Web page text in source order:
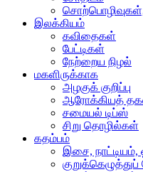
இலக்கியம்
கவிதைகள்
பேட்டிகள்
நேற்றைய நிழல்
மகளிருக்காக
அழகுக் குறிப்பு
ஆரோக்கியத்
சமையல் டிப்ஸ்
சிறு தொழில்கள்
கதம்பம்
இசை, நாட்டியம்,
குறுக்கெழுத்துப்